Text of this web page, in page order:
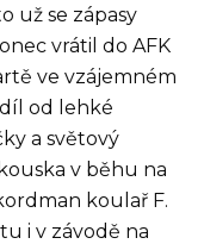
už se zápasy
vrátil do AFK
ve vzájemném
od lehké
a světový
v běhu na
koulař F.
i v závodě na